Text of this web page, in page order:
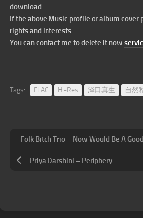
download
If the above Music profile or album cover
rights and interests
You can contact me to delete it now
Tags: FLAC Hi-Res 泽口真生 自然
Folk Bitch Trio – Now Would Be A
Priya Darshini – Periphery